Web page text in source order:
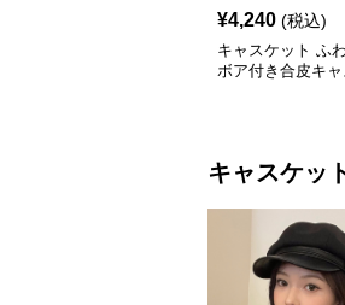
¥4,240 (税込)
キャスケット ふ
ボア付き合皮キャ
キャスケッ